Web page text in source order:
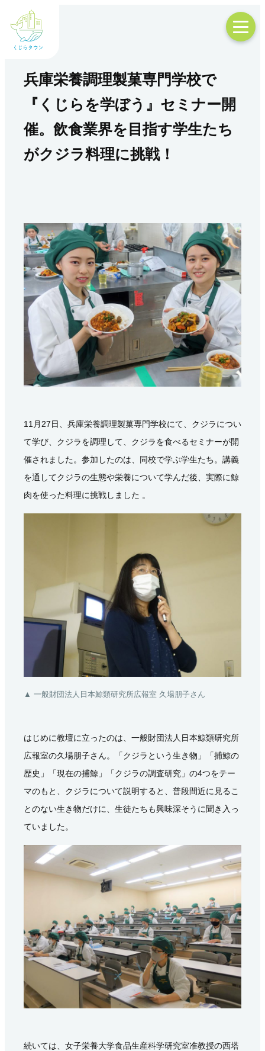
兵庫栄養調理製菓専門学校で
『くじらを学ぼう』セミナー開
催。飲食業界を目指す学生たち
がクジラ料理に挑戦！
11月27日、兵庫栄養調理製菓専門学校にて、クジラについ
て学び、クジラを調理して、クジラを食べるセミナーが開
催されました。参加したのは、同校で学ぶ学生たち。講義
を通してクジラの生態や栄養について学んだ後、実際に鯨
肉を使った料理に挑戦しました 。
▲ 一般財団法人日本鯨類研究所広報室 久場朋子さん
はじめに教壇に立ったのは、一般財団法人日本鯨類研究所
広報室の久場朋子さん。「クジラという生き物」「捕鯨の
歴史」「現在の捕鯨」「クジラの調査研究」の4つをテー
マのもと、クジラについて説明すると、普段間近に見るこ
とのない生き物だけに、生徒たちも興味深そうに聞き入っ
ていました。
続いては、女子栄養大学食品生産科学研究室准教授の西塔